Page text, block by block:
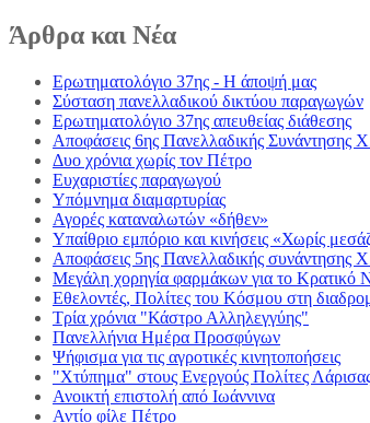
Άρθρα και Νέα
Ερωτηματολόγιο 37ης - Η άποψή μας
Σύσταση πανελλαδικού δικτύου παραγωγών
Ερωτηματολόγιο 37ης απευθείας διάθεσης
Αποφάσεις 6ης Πανελλαδικής Συνάντησης
Δυο χρόνια χωρίς τον Πέτρο
Ευχαριστίες παραγωγού
Υπόμνημα διαμαρτυρίας
Αγορές καταναλωτών «δήθεν»
Υπαίθριο εμπόριο και κινήσεις «Χωρίς
Αποφάσεις 5ης Πανελλαδικής συνάντησης
Μεγάλη χορηγία φαρμάκων για το Κρατικό
Εθελοντές, Πολίτες του Κόσμου στη
Τρία χρόνια "Κάστρο Αλληλεγγύης"
Πανελλήνια Ημέρα Προσφύγων
Ψήφισμα για τις αγροτικές κινητοποήσεις
"Χτύπημα" στους Ενεργούς Πολίτες
Ανοικτή επιστολή από Ιωάννινα
Αντίο φίλε Πέτρο